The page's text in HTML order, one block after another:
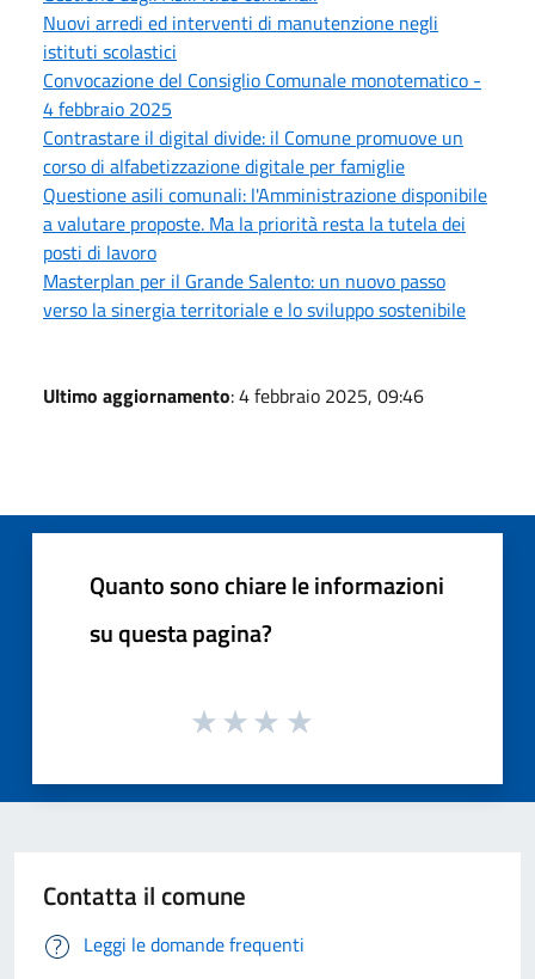
Nuovi arredi ed interventi di manutenzione negli
istituti scolastici
Convocazione del Consiglio Comunale monotematico -
4 febbraio 2025
Contrastare il digital divide: il Comune promuove un
corso di alfabetizzazione digitale per famiglie
Questione asili comunali: l'Amministrazione disponibile
a valutare proposte. Ma la priorità resta la tutela dei
posti di lavoro
Masterplan per il Grande Salento: un nuovo passo
verso la sinergia territoriale e lo sviluppo sostenibile
Ultimo aggiornamento: 4 febbraio 2025, 09:46
Quanto sono chiare le informazioni
su questa pagina?
Contatta il comune
Leggi le domande frequenti